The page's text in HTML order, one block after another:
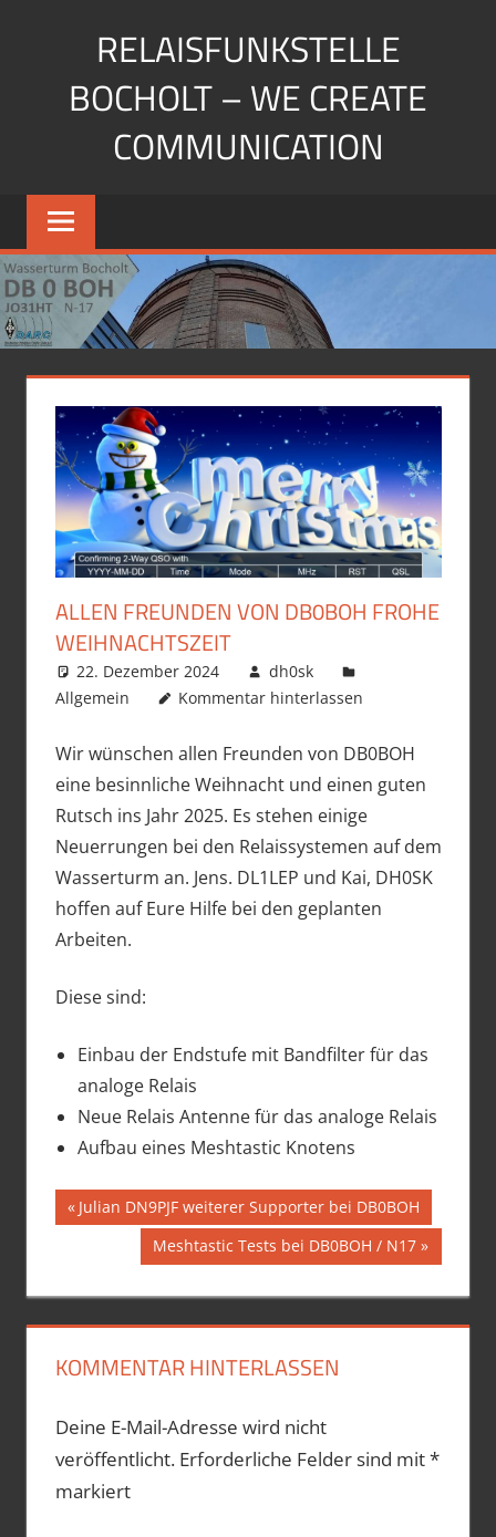
springen
RELAISFUNKSTELLE
BOCHOLT – WE CREATE
COMMUNICATION
Die
Relaisfunkstellen
dem
Wasserturm
Bocholt
ALLEN FREUNDEN VON DB0BOH FROHE
WEIHNACHTSZEIT
22. Dezember 2024
dh0sk
Allgemein
Kommentar hinterlassen
Wir wünschen allen Freunden von DB0BOH
eine besinnliche Weihnacht und einen guten
Rutsch ins Jahr 2025. Es stehen einige
Neuerrungen bei den Relaissystemen auf dem
Wasserturm an. Jens. DL1LEP und Kai, DH0SK
hoffen auf Eure Hilfe bei den geplanten
Arbeiten.
Diese sind:
Einbau der Endstufe mit Bandfilter für das
analoge Relais
Neue Relais Antenne für das analoge Relais
Aufbau eines Meshtastic Knotens
Beitragsnavigation
Vorheriger
Beitrag:
Julian DN9PJF weiterer Supporter bei DB0BOH
Nächster
Beitrag:
Meshtastic Tests bei DB0BOH / N17
KOMMENTAR HINTERLASSEN
Deine E-Mail-Adresse wird nicht
veröffentlicht. Erforderliche Felder sind mit*
markiert